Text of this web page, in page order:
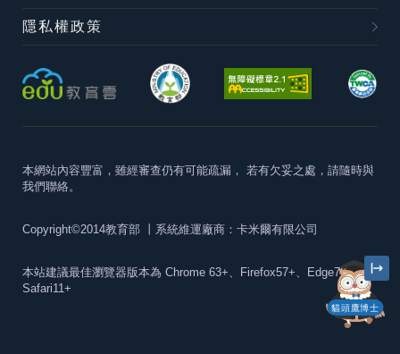
貓頭鷹博士
隱私權政策
本網站內容豐富，雖經審查仍有可能疏漏， 若有欠妥之處，請隨時與
我們聯絡。
Copyright©2014教育部 丨系統維運廠商：卡米爾有限公司
本站建議最佳瀏覽器版本為 Chrome 63+、Firefox57+、Edge79+及
Safari11+